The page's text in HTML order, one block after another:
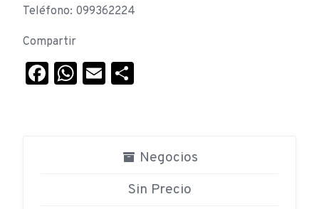
Teléfono: 099362224
Compartir
Facebook
WhatsApp
Email
Negocios
Sin Precio